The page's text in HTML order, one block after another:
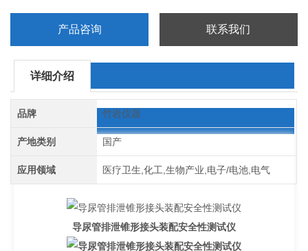
产品咨询 联系我们
详细介绍
品牌 竹岩仪器
产地类别 国产
应用领域 医疗卫生,化工,生物产业,电子/电池,电气
导尿管排泄锥形接头装配安全性测试仪